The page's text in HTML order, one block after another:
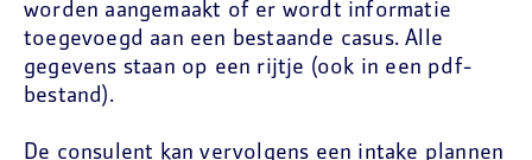
worden aangemaakt of er wordt informatie
toegevoegd aan een bestaande casus. Alle
gegevens staan op een rijtje (ook in een pdf-
bestand).
De consulent kan vervolgens een intake plannen